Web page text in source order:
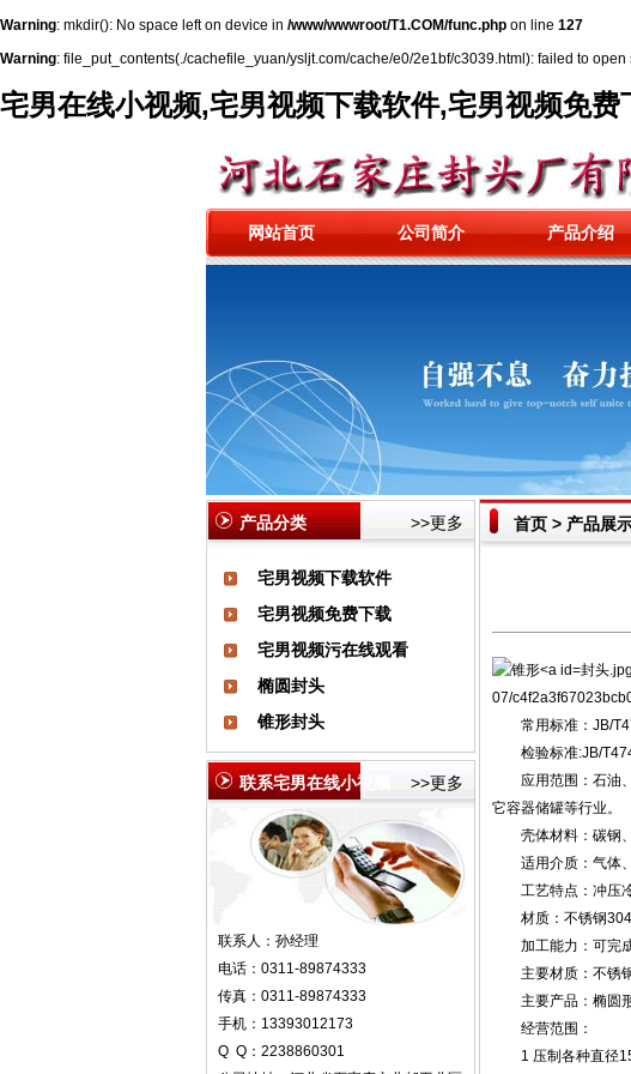
Warning: mkdir(): No space left on device in /www/wwwroot/T1.COM/func.php on line 127
Warning: file_put_contents(./cachefile_yuan/ysljt.com/cache/e0/2e1bf/c3039.html): failed to
宅男在线小视频,宅男视频下载软件,宅男视频免
网站首页 公司简介 产品介绍
>>更多
产品分类
宅男视频下载软件
宅男视频免费下载
宅男视频污在线观看
椭圆封头
锥形封头
>>更多
联系宅男在线小视频
联系人：孙经理
电话：0311-89874333
传真：0311-89874333
手机：13393012173
Q Q：2238860301
首页 > 产品展
封头
07/
常用标准：JB/
检验标准:JB/
应用范围：石油、
它容器储罐等行业。
壳体材料：碳钢、
适用介质：气体
工艺特点：冲压冷
材质：不锈钢304
加工能力：可完成
主要材质：不锈钢
主要产品：椭圆形
经营范围：
1 压制各种直径